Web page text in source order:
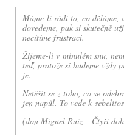
Máme-li rádi to, co děláme,
dovedeme, pak si skutečně
necítíme frustraci.
Žijeme-li v minulém snu,
teď, protože si budeme vždy
je.
Netěšit se z toho, co se
jen napůl. To vede k
(don Miguel Ruiz – Čtyři